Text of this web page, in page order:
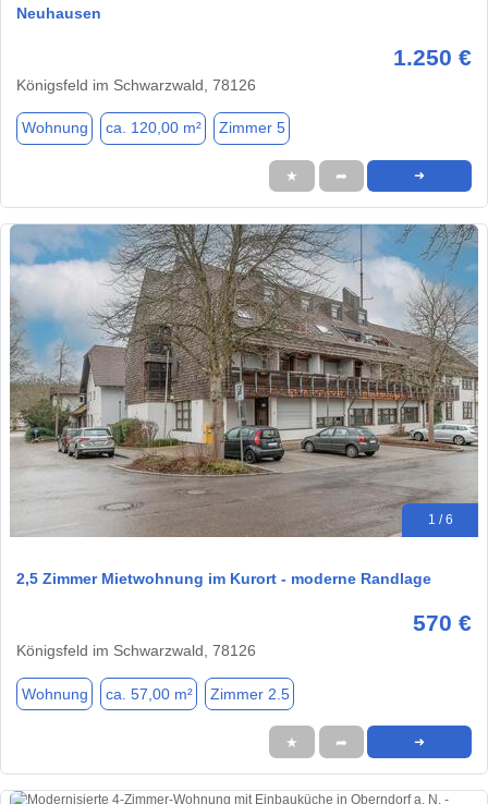
Neuhausen
1.250 €
Königsfeld im Schwarzwald, 78126
Wohnung ca. 120,00 m² Zimmer 5
★ ➦ ➜
1 / 6
2,5 Zimmer Mietwohnung im Kurort - moderne Randlage
570 €
Königsfeld im Schwarzwald, 78126
Wohnung ca. 57,00 m² Zimmer 2.5
★ ➦ ➜